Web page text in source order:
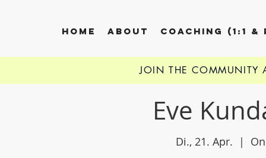
HOME ABOUT COACHING (1:1 &
Eve
Di., 21. Apr.
  |
JOIN THE COMMUNITY